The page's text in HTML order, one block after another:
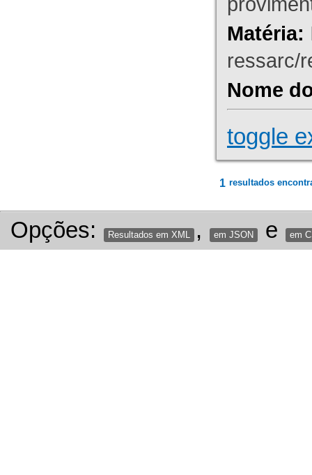
Matéria:
ressarc/
Nome
toggle
1 resultados
Opções: Resultados em XML , em JSON e em